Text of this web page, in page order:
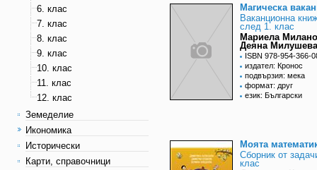
6. клас
7. клас
8. клас
9. клас
10. клас
11. клас
12. клас
Земеделие
Икономика
Исторически
Карти, справочници
Магическа
Ваканционна
след 1. клас
Мариела
Деяна Милушева
ISBN 978-954-366-
издател: Кронос
подвързия: мека
формат: друг
език: Български
Моята
Сборник от
клас